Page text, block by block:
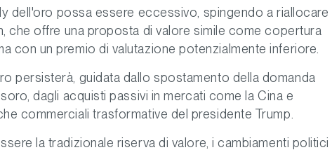
dell'oro possa essere eccessivo, spingendo a riallocare
che offre una proposta di valore simile come copertura
con un premio di valutazione potenzialmente inferiore.
persisterà, guidata dallo spostamento della domanda
dagli acquisti passivi in mercati come la Cina e
commerciali trasformative del presidente Trump.
la tradizionale riserva di valore, i cambiamenti politici